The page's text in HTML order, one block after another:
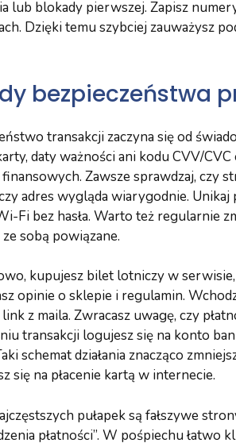
lub blokady pierwszej. Zapisz
Dzięki temu szybciej zauważysz
bezpieczeństwa
transakcji zaczyna się od
daty ważności ani kodu CVV/
Zawsze sprawdzaj, czy
adres wygląda wiarygodnie.
Fi bez hasła. Warto też regularnie
sobą powiązane.
kupujesz bilet lotniczy w
opinie o sklepie i regulamin.
z maila. Zwracasz uwagę, czy
transakcji logujesz się na konto
schemat działania znacząco
się na płacenie kartą w internecie.
pułapek są fałszywe
płatności”. W pośpiechu łatwo